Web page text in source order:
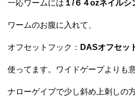
一応ワームには １/６４ozネイルシ
ワームのお腹に入れて、
オフセットフック： DASオフセッ
使ってます。ワイドゲープよりも
ナローゲイブで少し斜め上刺しの